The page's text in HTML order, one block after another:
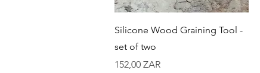
Schnellansicht
Silicone Wood Graining Tool -
set of two
Preis
152,00 ZAR